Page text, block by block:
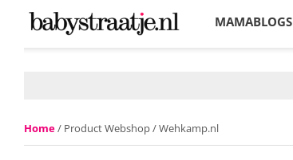
MAMABLOGS
Home/ Product Webshop / Wehkamp.nl